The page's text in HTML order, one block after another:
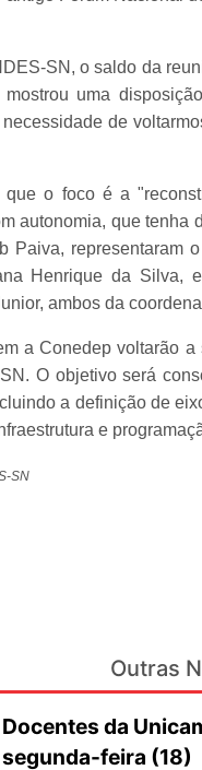
SN, o saldo da
mostrou uma
de
o foco é a
autonomia, que
Paiva, representaram
Henrique da Silva,
ambos da
a Conedep voltarão
O objetivo será
a definição de
e
SN
Outras
Docentes da
segunda-feira (18)